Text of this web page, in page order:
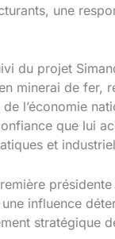
une
du projet
minerai de fer,
l’économie
que lui
et
influence
stratégique